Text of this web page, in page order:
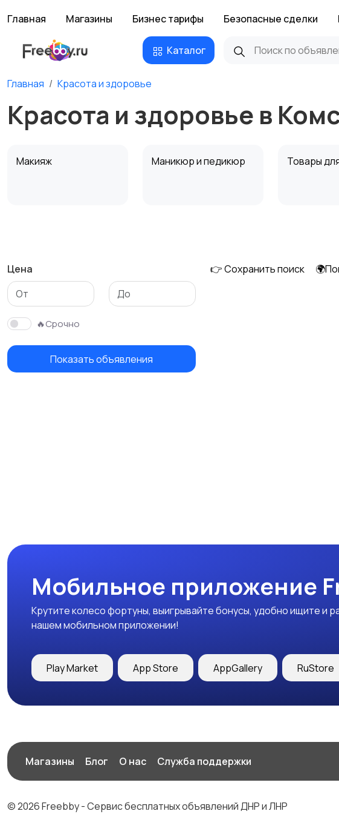
Главная Магазины Бизнес тарифы Безопасные сделки
Каталог
Главная Красота и здоровье
Красота и здоровье в
Макияж Маникюр и педикюр Товары
Средства
Цена
🔥Срочно
Показать объявления
👉 Сохранить поиск
Мобильное приложение
Крутите колесо фортуны, выигрывайте бонусы, удобно ищите и
нашем мобильном приложении!
Play Market App Store AppGallery RuStore
Магазины Блог О нас Служба поддержки
© 2026 Freebby - Сервис бесплатных объявлений ДНР и ЛНР